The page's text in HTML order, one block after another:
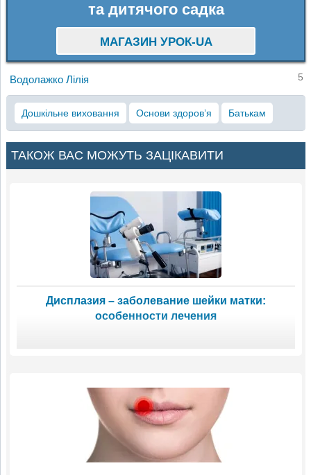
та дитячого садка
МАГАЗИН УРОК-UA
Водолажко Лілія 5
Дошкільне виховання Основи здоров’я Батькам
ТАКОЖ ВАС МОЖУТЬ ЗАЦІКАВИТИ
Дисплазия – заболевание шейки матки:
особенности лечения